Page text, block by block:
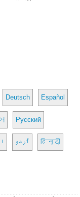
Deutsch Español
Русский
اُردو हिन्दी